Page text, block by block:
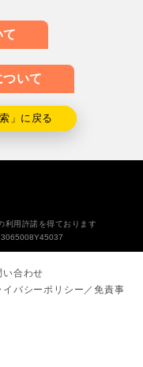
いて
」に戻る
利用許諾を得ております
い合わせ
イバシーポリシー／免責事